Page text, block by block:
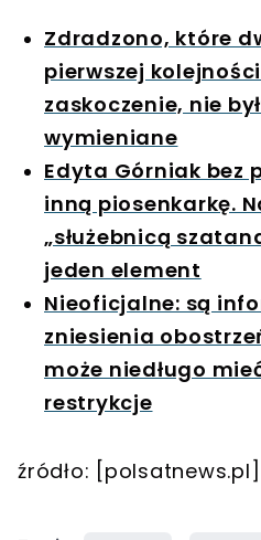
Zdradzono, które
pierwszej
zaskoczenie, nie
wymieniane
Edyta Górniak bez
inną piosenkarkę.
„służebnicą
jeden element
Nieoficjalne: są
zniesienia
może niedługo
restrykcje
źródło: [polsatnews.pl]